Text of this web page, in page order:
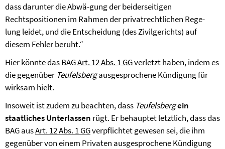
dass darunter die Abwä-gung der beiderseitigen
Rechtspositionen im Rahmen der privatrechtlichen Rege-
lung leidet, und die Entscheidung (des Zivilgerichts) auf
diesem Fehler beruht.“
Hier könnte das BAGArt. 12 Abs. 1 GGverletzt haben, indem es
die gegenüber Teufelsbergausgesprochene Kündigung für
wirksam hielt.
Insoweit ist zudem zu beachten, dass Teufelsbergein
staatliches Unterlassen rügt. Er behauptet letztlich, dass das
BAG ausArt. 12 Abs. 1 GGverpflichtet gewesen sei, die ihm
gegenüber von einem Privaten ausgesprochene Kündigung